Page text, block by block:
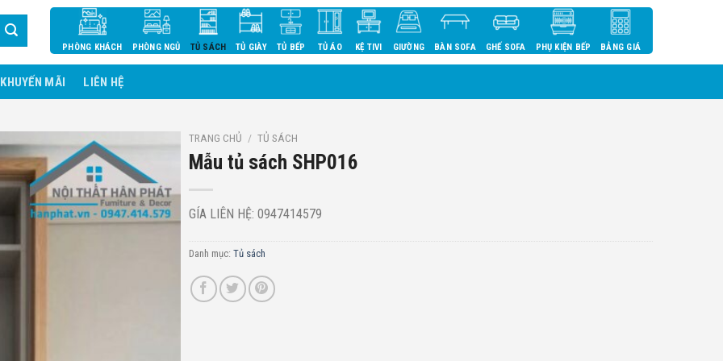
PHÒNG KHÁCH PHÒNG NGỦ TỦ SÁCH TỦ GIÀY TỦ BẾP TỦ ÁO KỆ TIVI GIƯỜNG BÀN SOFA GHẾ SOFA PHỤ KIỆN BẾP BẢNG GIÁ
KHUYẾN MÃI LIÊN HỆ
TRANG CHỦ / TỦ SÁCH
Mẫu tủ sách SHP016
GÍA LIÊN HỆ: 0947414579
Danh mục: Tủ sách